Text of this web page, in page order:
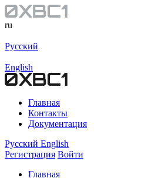
ru
Русский
English
Главная
Контакты
Документация
Русский English
Регистрация Войти
Главная